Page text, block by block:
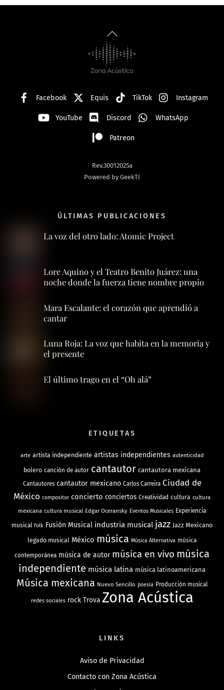
Back
To
Top
Facebook Equis TikTok Instagram
YouTube Discord WhatsApp
Patreon
Rev.30012025a
Powered by GeekTI
ÚLTIMAS PUBLICACIONES
La voz del otro lado: Atomic Project
Lore Aquino y el Teatro Benito Juárez: una
noche donde la fuerza tiene nombre propio
Mara Escalante: el corazón que aprendió a
cantar
Luna Roja: La voz que habita en la memoria y
el presente
El último trago en el “Oh alá”
ETIQUETAS
arte artista independiente artistas independientes autenticidad
bolero canción de autor cantautor cantautora mexicana
Cantautores cantautor mexicano Carlos Carreira Ciudad de
México compositor concierto conciertos Creatividad cultura cultura
mexicana cultura musical Edgar Oceransky Eventos Musicales Experiencia
musical folk Fusión Musical industria musical jazz Jazz Mexicano
legado musical México música Música Alternativa música
contemporánea música de autor música en vivo música
independiente música latina música latinoamericana
Música mexicana Nuevo Sencillo poesía Producción musical
redes sociales rock Trova Zona Acústica
LINKS
Aviso de Privacidad
Contacto con Zona Acústica